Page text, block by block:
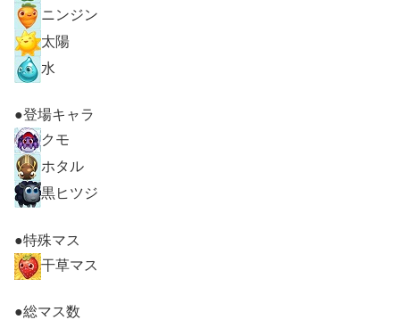
ニンジン
太陽
水
●登場キャラ
クモ
ホタル
黒ヒツジ
●特殊マス
干草マス
●総マス数